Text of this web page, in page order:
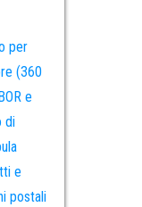
per
(360
e
di
e
postali